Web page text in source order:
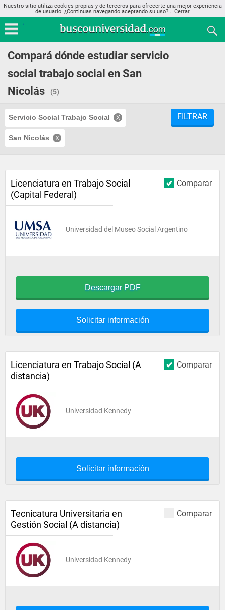
Nuestro sitio utiliza cookies propias y de terceros para ofrecerte una mejor experiencia
de usuario. ¿Continuas navegando aceptando su uso? .. Cerrar
Compará dónde estudiar servicio
social trabajo social en San
Nicolás
(5)
Servicio Social Trabajo Social
San Nicolás
FILTRAR
Comparar
Licenciatura en Trabajo Social
(Capital Federal)
Universidad del Museo Social Argentino
Descargar PDF
Solicitar información
Comparar
Licenciatura en Trabajo Social (A
distancia)
Universidad Kennedy
Solicitar información
Comparar
Tecnicatura Universitaria en
Gestión Social (A distancia)
Universidad Kennedy